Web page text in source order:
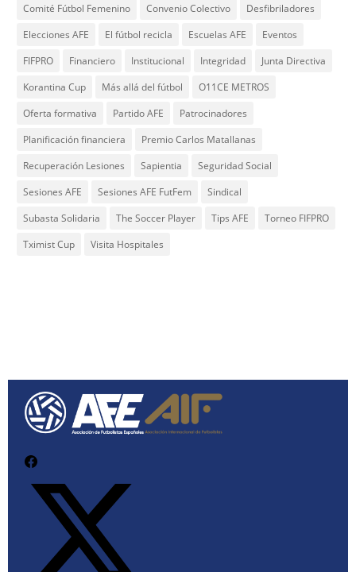
Comité Fútbol Femenino
Convenio Colectivo
Desfibriladores
Elecciones AFE
El fútbol recicla Escuelas AFE
Eventos
FIFPRO
Financiero Institucional Integridad
Junta Directiva
Korantina Cup
Más allá del fútbol
O11CE METROS
Oferta formativa
Partido AFE
Patrocinadores
Planificación financiera
Premio Carlos Matallanas
Recuperación Lesiones
Sapientia
Seguridad Social
Sesiones AFE
Sesiones AFE FutFem
Sindical
Subasta Solidaria
The Soccer Player Tips AFE
Torneo FIFPRO
Tximist Cup
Visita Hospitales